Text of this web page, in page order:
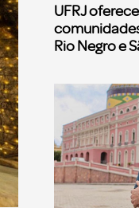
UFRJ
Rio Negro e